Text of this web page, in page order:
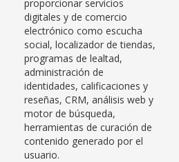
proporcionar servicios
digitales y de comercio
electrónico como escucha
social, localizador de tiendas,
programas de lealtad,
administración de
identidades, calificaciones y
reseñas, CRM, análisis web y
motor de búsqueda,
herramientas de curación de
contenido generado por el
usuario.